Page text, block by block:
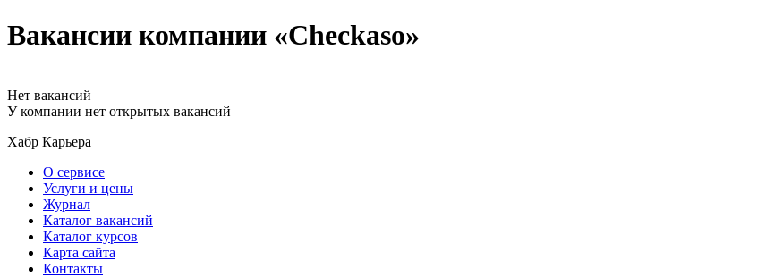
Вакансии компании «Checkaso»
Нет вакансий
У компании нет открытых вакансий
Хабр Карьера
О сервисе
Услуги и цены
Журнал
Каталог вакансий
Каталог курсов
Карта сайта
Контакты